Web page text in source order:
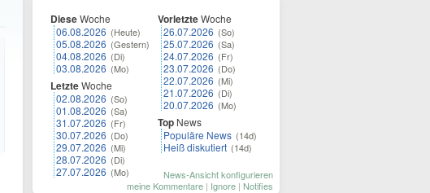
DieseWoche
06.08.2026 (Heute)
05.08.2026 (Gestern)
04.08.2026 (Di)
03.08.2026 (Mo)
LetzteWoche
02.08.2026 (So)
01.08.2026 (Sa)
31.07.2026 (Fr)
30.07.2026 (Do)
29.07.2026 (Mi)
28.07.2026 (Di)
27.07.2026 (Mo)
VorletzteWoche
26.07.2026 (So)
25.07.2026 (Sa)
24.07.2026 (Fr)
23.07.2026 (Do)
22.07.2026 (Mi)
21.07.2026 (Di)
20.07.2026 (Mo)
Top News
Populäre News (14d)
Heiß diskutiert (14d)
News-Ansicht konfigurieren
meine Kommentare | Ignore | Notifies